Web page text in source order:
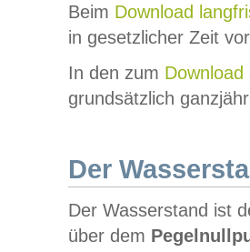
Beim Download
in gesetzlicher Zeit
In den zum Download
grundsätzlich
Der
Der Wasserstand ist
über dem